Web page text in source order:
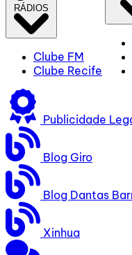
RÁDIOS
Clube FM
Clube Recife
Publicidade
Blog Giro
Blog Dantas
Xinhua